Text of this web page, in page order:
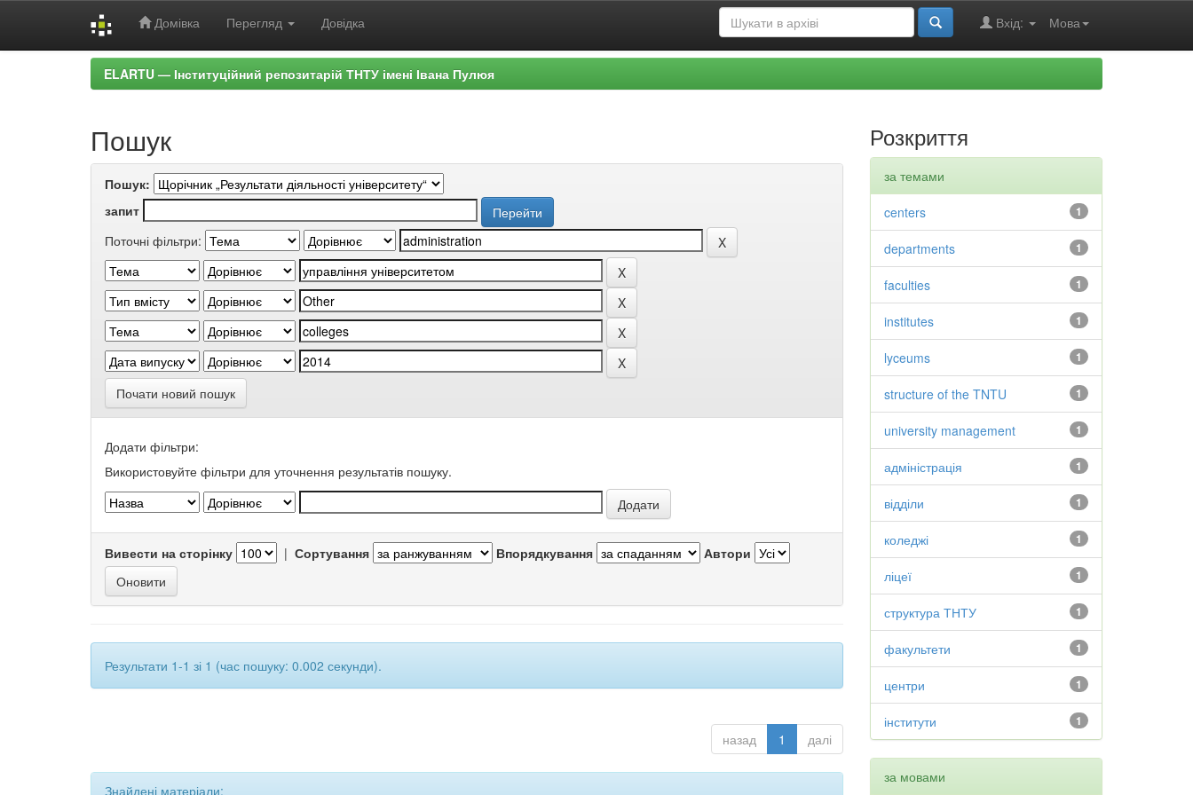
Домівка Перегляд Довідка Мова
Вхід:
ELARTU — Інституційний репозитарій ТНТУ імені Івана Пулюя
Пошук
Пошук:
запит
Поточні фільтри:
Почати новий пошук
Додати фільтри:
Використовуйте фільтри для уточнення результатів пошуку.
Вивести на сторінку | Сортування Впорядкування Автори
Результати 1-1 зі 1 (час пошуку: 0.002 секунди).
назад 1 далі
Знайдені матеріали:
Розкриття
за темами
1
centers
1
departments
1
faculties
1
institutes
1
lyceums
1
structure of the TNTU
1
university management
1
адміністрація
1
відділи
1
коледжі
1
ліцеї
1
структура ТНТУ
1
факультети
1
центри
1
інститути
за мовами